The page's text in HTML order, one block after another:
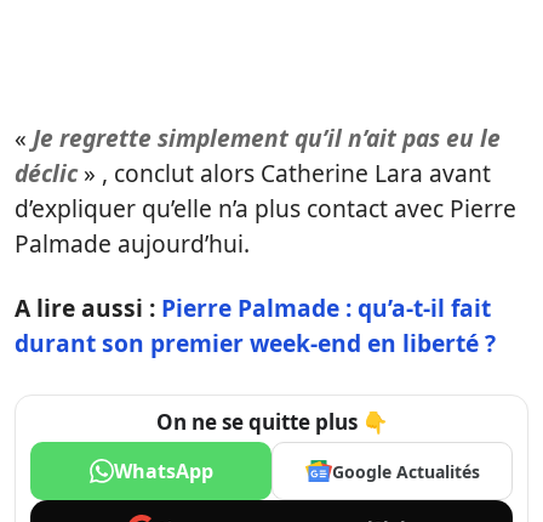
« Je regrette simplement qu’il n’ait pas eu le
déclic» , conclut alors Catherine Lara avant
d’expliquer qu’elle n’a plus contact avec Pierre
Palmade aujourd’hui.
A lire aussi : Pierre Palmade : qu’a-t-il fait
durant son premier week-end en liberté ?
On ne se quitte plus 👇
WhatsApp Google Actualités